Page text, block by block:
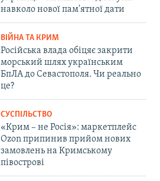
навколо нової пам'ятної дати
ВІЙНА ТА КРИМ
Російська влада обіцяє закрити
морський шлях українським
БпЛА до Севастополя. Чи реально
це?
СУСПІЛЬСТВО
«Крим – не Росія»: маркетплейс
Ozon припинив прийом нових
замовлень на Кримському
півострові